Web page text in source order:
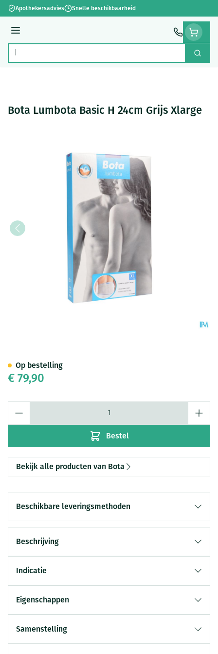
Ga naar de inhoud
Apothekersadvies Snelle beschikbaarheid
Menu
Product, merk, categorie... Zoek
Bota Lumbota Basic H 24cm Grijs Xlarge
€ 79,90
Bestel
Op bestelling
Bekijk alle producten van Bota
Beschikbare leveringsmethoden
Beschrijving
Indicatie
Eigenschappen
Samenstelling